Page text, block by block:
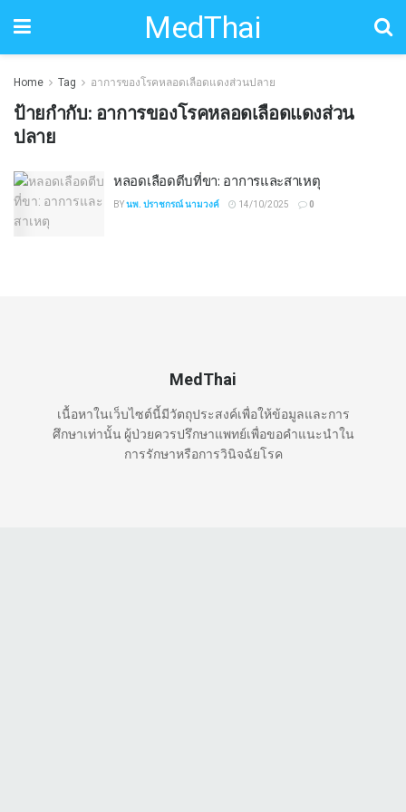
MedThai
Home Tag อาการของโรคหลอดเลือดแดงส่วนปลาย
ป้ายกำกับ: อาการของโรคหลอดเลือดแดงส่วน
ปลาย
หลอดเลือดตีบที่ขา: อาการและสาเหตุ
BYนพ. ปราชกรณ์ นามวงค์ 14/10/2025 0
MedThai
เนื้อหาในเว็บไซต์นี้มีวัตถุประสงค์เพื่อให้ข้อมูลและการ
ศึกษาเท่านั้น ผู้ป่วยควรปรึกษาแพทย์เพื่อขอคำแนะนำใน
การรักษาหรือการวินิจฉัยโรค